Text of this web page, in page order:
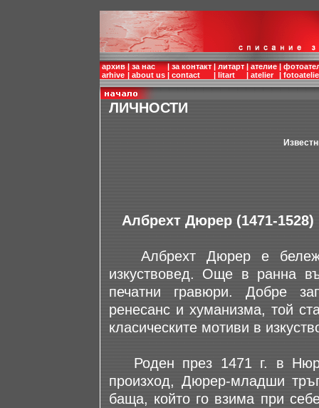
архив
arhive
|
|
за нас
about us
|
|
за контакт
contact
|
|
литарт
litart
|
|
ателие
atelier
|
|
ЛИЧНОСТИ
Албрехт Дюрер (1471-1528)
Албрехт Дюрер е бележит
изкуствовед. Още в ранна
печатни гравюри. Добре
ренесанс и хуманизма, той
класическите мотиви в
Роден през 1471 г. в
произход, Дюрер-младши
баща, който го взима при